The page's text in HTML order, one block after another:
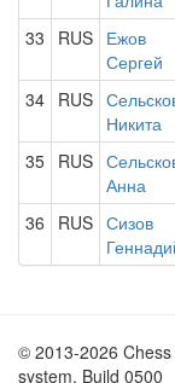
33 RUS Ежов
Сергей
34 RUS
Никита
35 RUS
Анна
36 RUS Сизов
© 2013-2026
system. Build 0500